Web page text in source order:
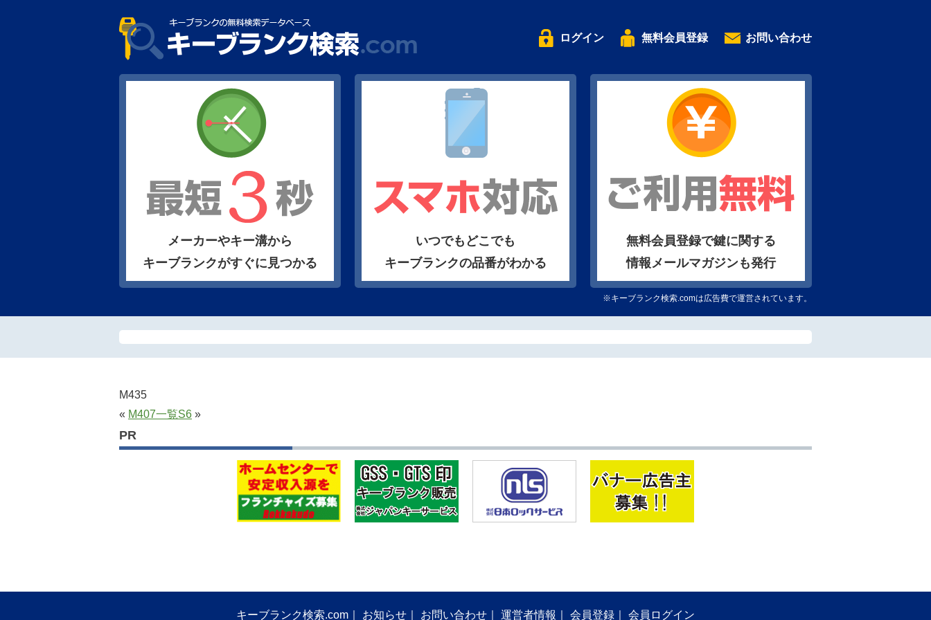
ログイン 無料会員登録 お問い合わせ
メーカーやキー溝から
キーブランクがすぐに見つかる
いつでもどこでも
キーブランクの品番がわかる
無料会員登録で鍵に関する
情報メールマガジンも発行
※キーブランク検索.comは広告費で運営されています。
M435
« M407一覧S6 »
PR
キーブランク検索.com お知らせ お問い合わせ 運営者情報 会員登録 会員ログイン